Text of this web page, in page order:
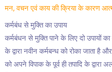
मन, वचन एवं काय की क्रिया के कारण आत्म
कर्मबंध से मुक्ति का उपाय
कर्मबंधन से मुक्ति पाने के लिए दो उपायों
के द्वारा नवीन कर्मबन्ध को रोका जाता है और
को अपने विपाक के पूर्व ही तपादि के